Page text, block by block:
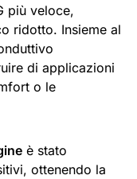
più veloce,
ridotto. Insieme al
di applicazioni
o le
è stato
ottenendo la